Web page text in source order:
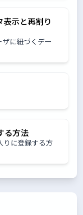
示と再割り
に紐づくデー
る方法
りに登録する方